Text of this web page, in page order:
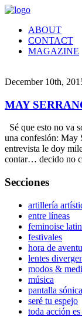
ABOUT
CONTACT
MAGAZINE
December 10th,
MAY
Sé que esto no va
una confesión: May
entrevista le doy
contar… decido no
Secciones
artillería
entre líneas
feminoise
festivales
hora de
lentes
modos &
música
pantalla sónica
seré tu espejo
toda acción